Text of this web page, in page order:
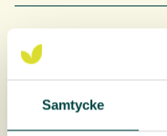
Samtycke
Produktdata
Artikel nr